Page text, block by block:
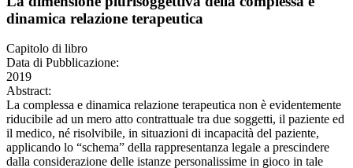
dinamica relazione terapeutica
Capitolo di libro
Data di Pubblicazione:
2019
Abstract:
La complessa e dinamica relazione terapeutica non è evidentemente
riducibile ad un mero atto contrattuale tra due soggetti, il paziente ed
il medico, né risolvibile, in situazioni di incapacità del paziente,
applicando lo “schema” della rappresentanza legale a prescindere
dalla considerazione delle istanze personalissime in gioco in tale